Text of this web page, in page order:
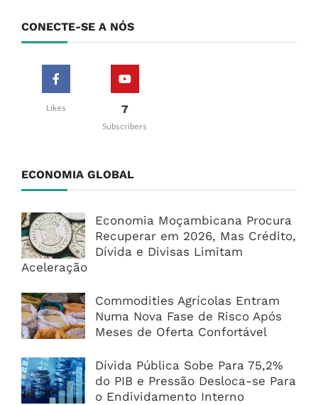
CONECTE-SE A NÓS
Likes 7
Subscribers
ECONOMIA GLOBAL
Economia Moçambicana Procura
Recuperar em 2026, Mas Crédito,
Dívida e Divisas Limitam
Aceleração
Commodities Agrícolas Entram
Numa Nova Fase de Risco Após
Meses de Oferta Confortável
Dívida Pública Sobe Para 75,2%
do PIB e Pressão Desloca-se Para
o Endividamento Interno